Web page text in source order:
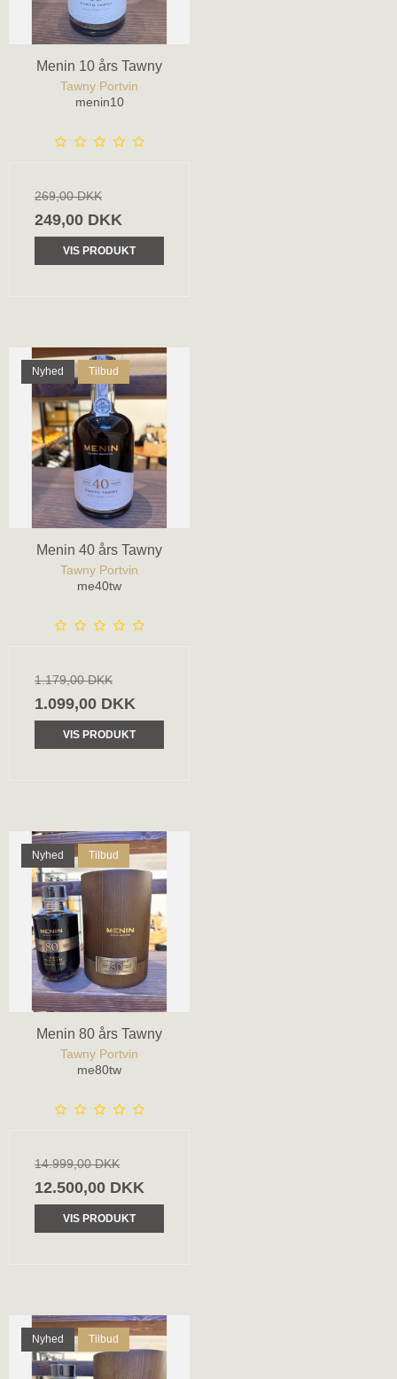
Menin 10 års Tawny
Tawny Portvin
menin10
269,00 DKK
249,00 DKK
VIS PRODUKT
Nyhed Tilbud
Menin 40 års Tawny
Tawny Portvin
me40tw
1.179,00 DKK
1.099,00 DKK
VIS PRODUKT
Nyhed Tilbud
Menin 80 års Tawny
Tawny Portvin
me80tw
14.999,00 DKK
12.500,00 DKK
VIS PRODUKT
Nyhed Tilbud